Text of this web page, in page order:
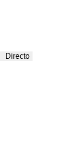
Directo